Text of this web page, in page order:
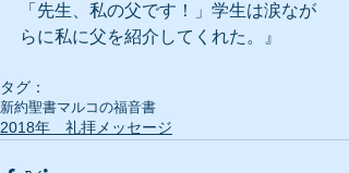
「先生、私の父です！」学生は涙なが
らに私に父を紹介してくれた。』
タグ：
新約聖書マルコの福音書
2018年 礼拝メッセージ